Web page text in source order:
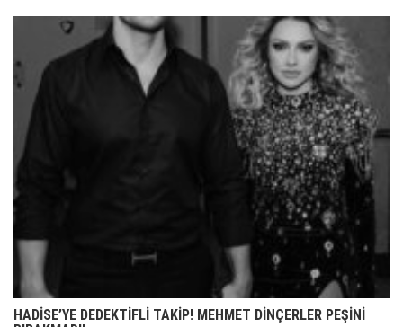
HADİSE’YE DEDEKTİFLİ TAKİP! MEHMET DİNÇERLER PEŞİNİ